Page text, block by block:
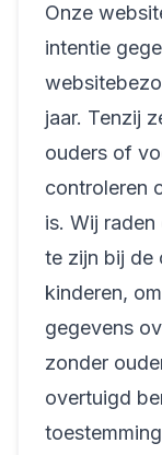
Onze
intentie
jaar. Tenzij
ouders of
controleren
is. Wij
te zijn bij de
kinderen,
gegevens
zonder
overtuigd